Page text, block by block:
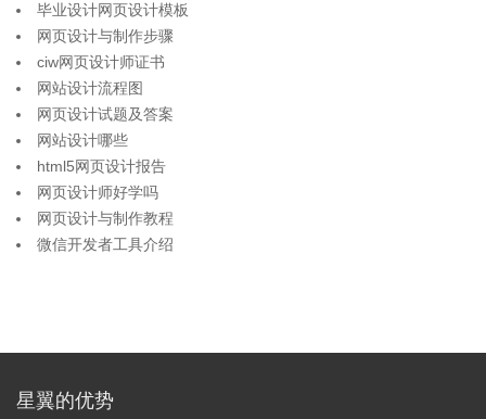
毕业设计网页设计模板
网页设计与制作步骤
ciw网页设计师证书
网站设计流程图
网页设计试题及答案
网站设计哪些
html5网页设计报告
网页设计师好学吗
网页设计与制作教程
微信开发者工具介绍
星翼的优势